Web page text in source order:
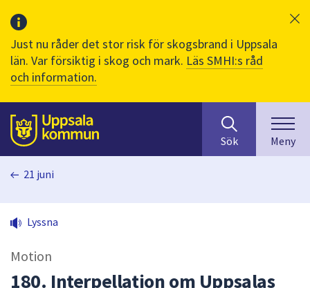
Just nu råder det stor risk för skogsbrand i Uppsala
län. Var försiktig i skog och mark. Läs SMHI:s råd
och information.
Till sidans
huvudinnehåll
efter
innehåll
på
sökfältet
Sök Meny
21 juni
Lyssna
Motion
180. Interpellation om Uppsalas